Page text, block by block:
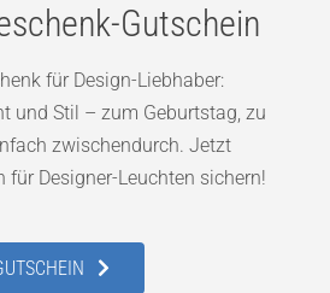
Gutschein
für Design-Liebhaber:
und Stil – zum Geburtstag, zu
zwischendurch. Jetzt
für Designer-Leuchten sichern!